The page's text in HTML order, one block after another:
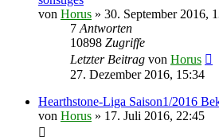
von Horus » 30. September 2016,
7 Antworten
10898 Zugriffe
Letzter Beitrag von Horus
27. Dezember 2016, 15:34
Hearthstone-Liga Saison1/2016
von Horus » 17. Juli 2016, 22:45